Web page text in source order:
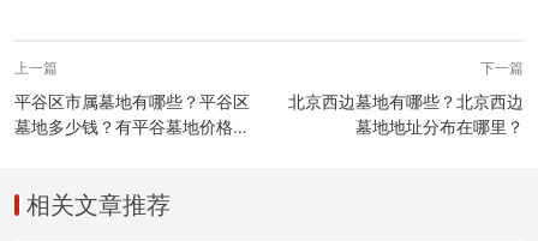
上一篇
平谷区市属墓地有哪些？平谷区
墓地多少钱？有平谷墓地价格表
下一篇
北京西边墓地有哪些？北京西边
墓地地址分布在哪里？
相关文章推荐